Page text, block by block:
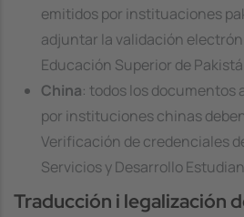
emitidos por instituaciones
adjuntar la validación
Educación Superior de
China: todos los documentos
por instituciones chinas
Verificación de credenciales
Servicios y Desarrollo
Traducción i legalización